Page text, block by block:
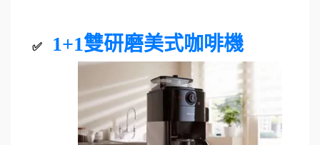
✅ 1+1雙研磨美式咖啡機